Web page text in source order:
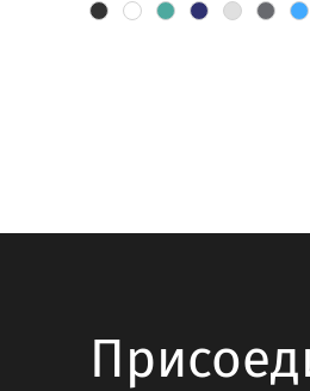
Этот